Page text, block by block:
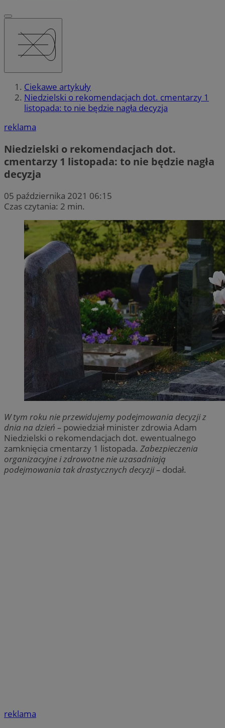
Ciekawe artykuły
Niedzielski o rekomendacjach dot. cmentarzy 1
listopada: to nie będzie nagła decyzja
reklama
Niedzielski o rekomendacjach dot.
cmentarzy 1 listopada: to nie będzie nagła
decyzja
05 października 2021 06:15
Czas czytania: 2 min.
W tym roku nie przewidujemy podejmowania decyzji z
dnia na dzień – powiedział minister zdrowia Adam
Niedzielski o rekomendacjach dot. ewentualnego
zamknięcia cmentarzy 1 listopada. Zabezpieczenia
organizacyjne i zdrowotne nie uzasadniają
podejmowania tak drastycznych decyzji – dodał.
reklama